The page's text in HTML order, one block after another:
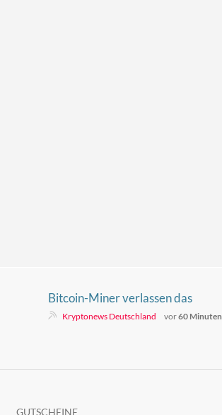
Bitcoin-Miner verlassen das
Netzwerk – Auswirkungen auf den
Kryptonews Deutschland vor60 Minuten
GUTSCHEINE